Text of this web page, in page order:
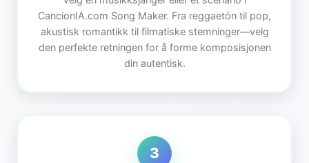
CancionIA.com Song Maker. Fra reggaetón til pop,
akustisk romantikk til filmatiske stemninger—velg
den perfekte retningen for å forme komposisjonen
din autentisk.
3